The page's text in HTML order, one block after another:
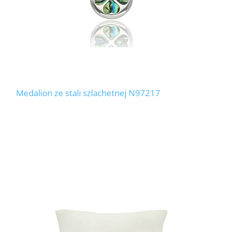
Medalion ze stali szlachetnej N97217